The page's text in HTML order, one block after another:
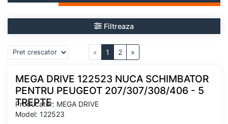
Filtreaza
« 1 2 »
MEGA DRIVE 122523 NUCA SCHIMBATOR
PENTRU PEUGEOT 207/307/308/406 - 5
TREPTE
Producator: MEGA DRIVE
Model: 122523